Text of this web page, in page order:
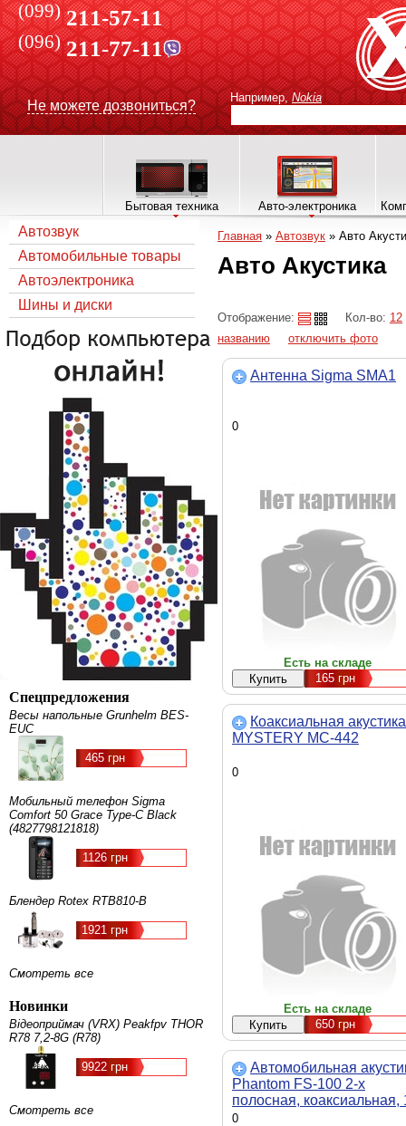
(099) 211-57-11
(096)211-77-11
Не можете дозвониться?
Например, Nokia
Бытовая техника Авто-электроника
Автозвук
Автомобильные товары
Автоэлектроника
Шины и диски
Спецпредложения
Весы напольные Grunhelm BES-
EUC
465 грн
Мобильный телефон Sigma
Comfort 50 Grace Type-C Black
(4827798121818)
1126 грн
Блендер Rotex RTB810-B
1921 грн
Смотреть все
Новинки
Відеоприймач (VRX) Peakfpv THOR
R78 7,2-8G (R78)
9922 грн
Смотреть все
Главная » Автозвук » Авто
Авто Акустика
Отображение: Кол-во: 12
названию
отключить фото
Антенна Sigma SMA1
0
Есть на складе
165грн
Коаксиальная акустика
MYSTERY MC-442
0
Есть на складе
650грн
Автомобильная
Phantom FS-100 2-х
полосная, коаксиальная,
см, круглая, 35 Вт, 4 Ом
0